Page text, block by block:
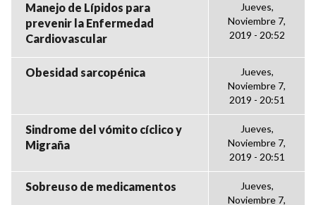
Manejo de Lípidos para
prevenir la Enfermedad
Cardiovascular
Jueves,
Noviembre 7,
2019 - 20:52
Obesidad sarcopénica
Jueves,
Noviembre 7,
2019 - 20:51
Sindrome del vómito cíclico y
Migraña
Jueves,
Noviembre 7,
2019 - 20:51
Sobreuso de medicamentos
Jueves,
Noviembre 7,